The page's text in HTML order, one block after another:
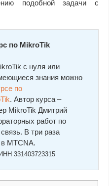
подобной задачи с
по MikroTik
с нуля или
знания можно
по
. Автор курcа –
MikroTik Дмитрий
работ по
В три раза
MTCNA.
331403723315